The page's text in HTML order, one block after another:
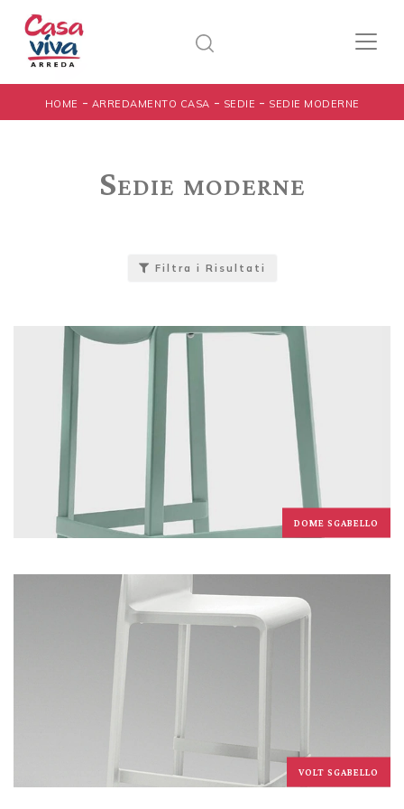
HOME - ARREDAMENTO CASA - SEDIE - SEDIE MODERNE
Sedie moderne
Filtra i Risultati
DOME SGABELLO
VOLT SGABELLO